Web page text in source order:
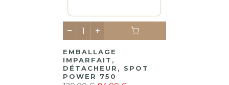
EMBALLAGE
IMPARFAIT,
DÉTACHEUR, SPOT
POWER 750